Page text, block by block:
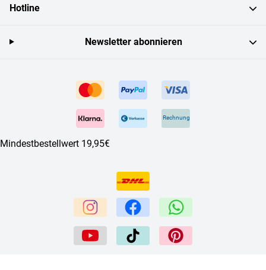
Hotline
Rechnung
Mindestbestellwert 19,95€
Newsletter abonnieren